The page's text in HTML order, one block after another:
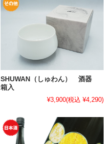
SHUWAN（しゅわん） 酒器
箱入
¥3,900(税込 ¥4,290)